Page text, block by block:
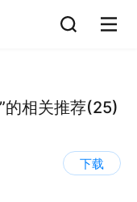
的相关推荐(25)
下载